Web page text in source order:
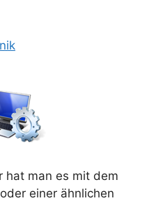
hat man es mit dem
einer ähnlichen